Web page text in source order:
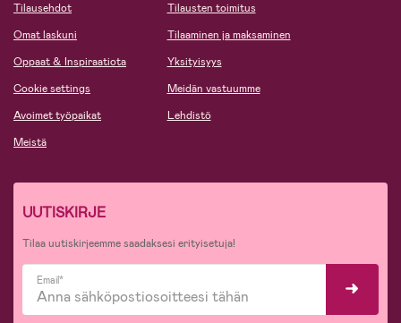
Tilausehdot
Omat laskuni
Oppaat & Inspiraatiota
Cookie settings
Avoimet työpaikat
Meistä
Tilausten toimitus
Tilaaminen ja maksaminen
Yksityisyys
Meidän vastuumme
Lehdistö
UUTISKIRJE
Tilaa uutiskirjeemme saadaksesi erityisetuja!
Email*